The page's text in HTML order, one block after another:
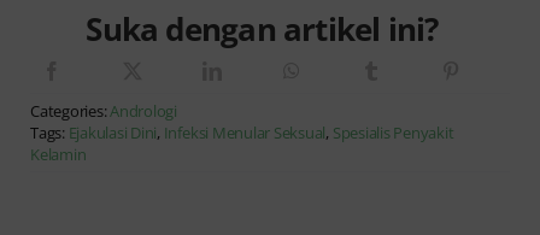
Suka dengan artikel ini?
Categories:Andrologi
Tags: Ejakulasi Dini, Infeksi Menular Seksual, Spesialis Penyakit
Kelamin